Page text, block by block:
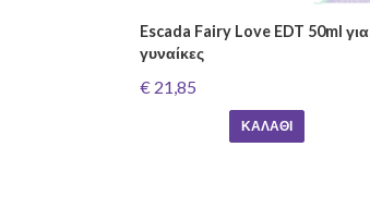
Escada Fairy Love EDT 50ml για
γυναίκες
€ 21,85
ΚΑΛΆΘΙ